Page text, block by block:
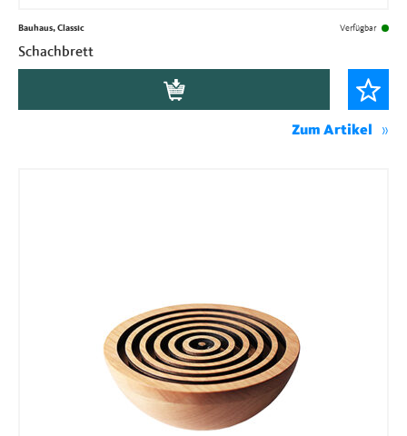
Bauhaus, Classic Verfügbar
Schachbrett
Zum Artikel